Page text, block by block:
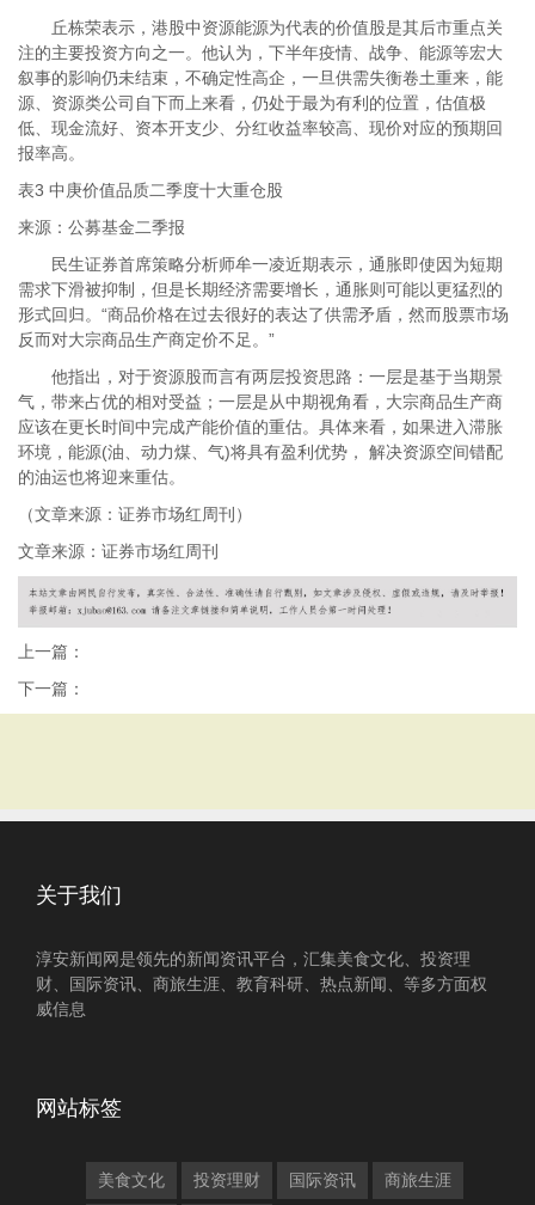
丘栋荣表示，港股中资源能源为代表的价值股是其后市重点关
注的主要投资方向之一。他认为，下半年疫情、战争、能源等宏大
叙事的影响仍未结束，不确定性高企，一旦供需失衡卷土重来，能
源、资源类公司自下而上来看，仍处于最为有利的位置，估值极
低、现金流好、资本开支少、分红收益率较高、现价对应的预期回
报率高。
表3 中庚价值品质二季度十大重仓股
来源：公募基金二季报
民生证券首席策略分析师牟一凌近期表示，通胀即使因为短期
需求下滑被抑制，但是长期经济需要增长，通胀则可能以更猛烈的
形式回归。“商品价格在过去很好的表达了供需矛盾，然而股票市场
反而对大宗商品生产商定价不足。”
他指出，对于资源股而言有两层投资思路：一层是基于当期景
气，带来占优的相对受益；一层是从中期视角看，大宗商品生产商
应该在更长时间中完成产能价值的重估。具体来看，如果进入滞胀
环境，能源(油、动力煤、气)将具有盈利优势， 解决资源空间错配
的油运也将迎来重估。
（文章来源：证券市场红周刊）
文章来源：证券市场红周刊
上一篇：
下一篇：
关于我们
淳安新闻网是领先的新闻资讯平台，汇集美食文化、投资理
财、国际资讯、商旅生涯、教育科研、热点新闻、等多方面权
威信息
网站标签
美食文化 投资理财 国际资讯 商旅生涯